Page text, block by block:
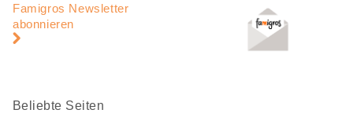
Navigation
Famigros Newsletter
abonnieren
Beliebte Seiten